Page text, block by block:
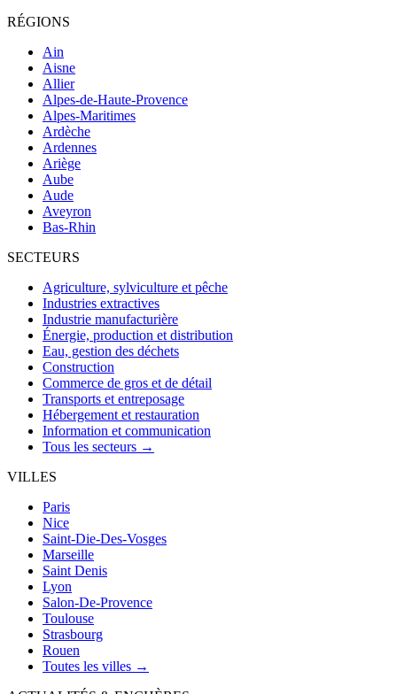
RÉGIONS
Ain
Aisne
Allier
Alpes-de-Haute-Provence
Alpes-Maritimes
Ardèche
Ardennes
Ariège
Aube
Aude
Aveyron
Bas-Rhin
SECTEURS
Agriculture, sylviculture et pêche
Industries extractives
Industrie manufacturière
Énergie, production et distribution
Eau, gestion des déchets
Construction
Commerce de gros et de détail
Transports et entreposage
Hébergement et restauration
Information et communication
Tous les secteurs →
VILLES
Paris
Nice
Saint-Die-Des-Vosges
Marseille
Saint Denis
Lyon
Salon-De-Provence
Toulouse
Strasbourg
Rouen
Toutes les villes →